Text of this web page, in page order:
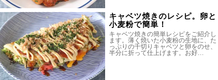
キャベツ焼きのレシピ。卵と
小麦粉で簡単！
キャベツ焼きの簡単レシピをご紹介し
ます。薄く焼いた小麦粉の生地に、た
っぷりの千切りキャベツと卵をのせ、
半分に折って仕上げます。お好…